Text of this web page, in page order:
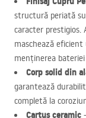
structură periată
caracter prestigios.
maschează
menținerea
Corp solid din
garantează
completă la
Cartuș ceramic